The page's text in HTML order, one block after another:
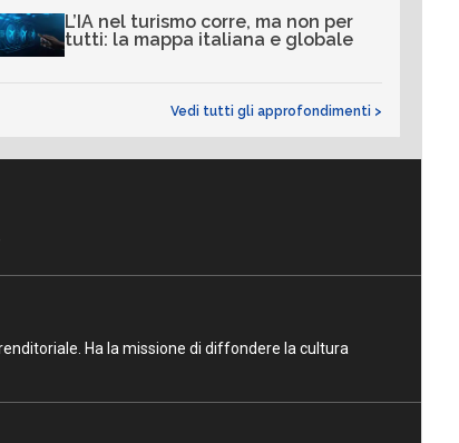
L’IA nel turismo corre, ma non per
tutti: la mappa italiana e globale
Vedi tutti gli approfondimenti >
Ha la missione di diffondere la cultura